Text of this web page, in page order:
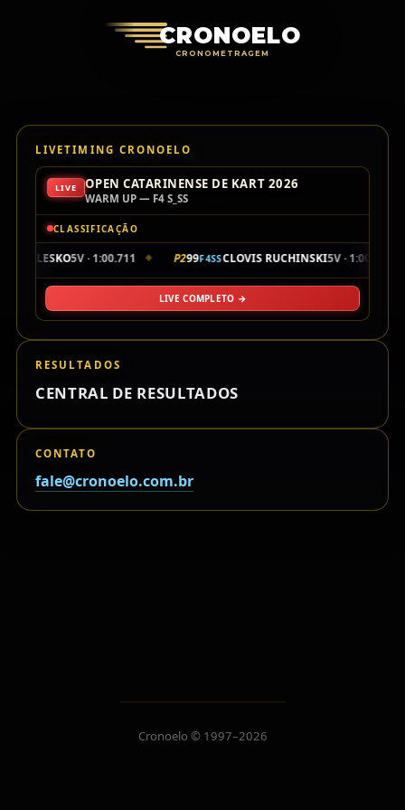
CRONOELO
CRONOMETRAGEM
LIVETIMING CRONOELO
LIVE OPEN CATARINENSE DE KART 2026
WARM UP — F4 S_SS
CLASSIFICAÇÃO
WALESKO5V · 1:00.711 ◆ P299F4SSCLOVIS RUCHINSKI5V · 1:00.868
LIVE COMPLETO →
RESULTADOS
CENTRAL DE RESULTADOS
CONTATO
fale@cronoelo.com.br
Cronoelo © 1997–2026